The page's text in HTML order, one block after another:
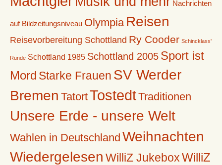
Nachrichten
auf Bildzeitungsniveau Olympia Reisen
Reisevorbereitung Schottland Ry Cooder Schincklass'
Runde Schottland 1985 Schottland 2005 Sport ist
Mord Starke Frauen SV Werder
Bremen TatortTostedtTraditionen
Unsere Erde - unsere Welt
Wahlen in Deutschland Weihnachten
Wiedergelesen WilliZ Jukebox WilliZ